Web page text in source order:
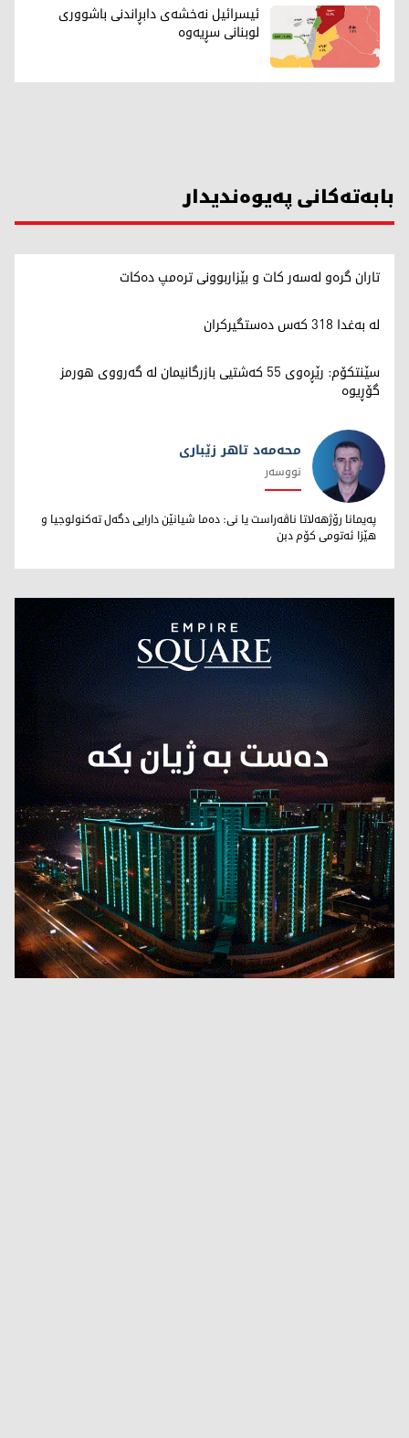
ئیسرائیل نەخشەی دابڕاندنی باشووری
لوبنانی سڕیەوە
بابەتەکانی پەیوەندیدار
تاران گرەو لەسەر کات و بێزاربوونی ترەمپ دەکات
لە بەغدا 318 کەس دەستگیرکران
سێنتکۆم: رێڕەوی 55 کەشتیی بازرگانیمان لە گەرووی هورمز
گۆڕیوە
محەمەد تاهر زێبارى
محەمەد تاهر زێبارى
نووسەر
پەیمانا رۆژهەلاتا ناڤەراست یا نى: دەما شیانێن دارایى دگەل تەکنولوجیا و
هێزا ئەتومى کۆم دبن